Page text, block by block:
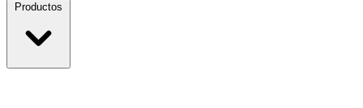
Productos